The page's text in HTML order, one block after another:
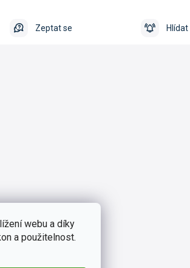
webu a díky
a použitelnost.
Zeptat se Hlídat